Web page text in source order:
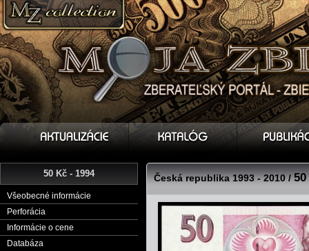
50 Kč - 1994
Všeobecné informácie
Perforácia
Informácie o cene
Databáza
Česká republika 1993 - 2010 /